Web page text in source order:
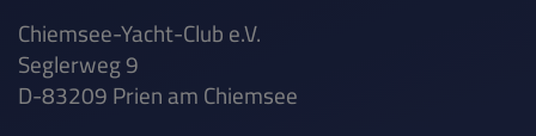
Chiemsee-Yacht-Club e.V.
Seglerweg 9
D-83209 Prien am Chiemsee